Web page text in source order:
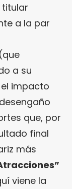
a la par
a su
impacto
que, por
final
más
viene la